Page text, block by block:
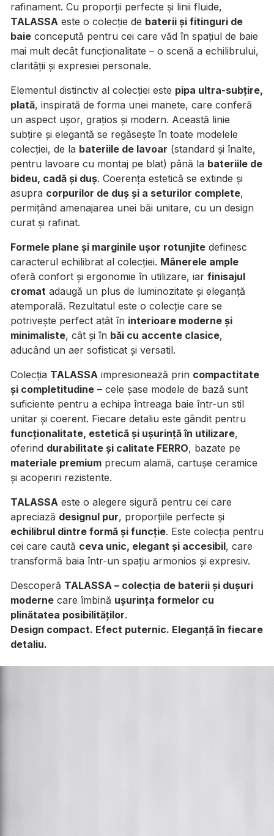
rafinament. Cu proporții perfecte și linii fluide,
TALASSA este o colecție de baterii și fitinguri de
baie concepută pentru cei care văd în spațiul de baie
mai mult decât funcționalitate – o scenă a echilibrului,
clarității și expresiei personale.
Elementul distinctiv al colecției este pipa ultra-subțire,
plată, inspirată de forma unei manete, care conferă
un aspect ușor, grațios și modern. Această linie
subțire și elegantă se regăsește în toate modelele
colecției, de la bateriile de lavoar (standard și înalte,
pentru lavoare cu montaj pe blat) până la bateriile de
bideu, cadă și duș. Coerența estetică se extinde și
asupra corpurilor de duș și a seturilor complete,
permițând amenajarea unei băi unitare, cu un design
curat și rafinat.
Formele plane și marginile ușor rotunjite definesc
caracterul echilibrat al colecției. Mânerele ample
oferă confort și ergonomie în utilizare, iar finisajul
cromat adaugă un plus de luminozitate și eleganță
atemporală. Rezultatul este o colecție care se
potrivește perfect atât în interioare moderne și
minimaliste, cât și în băi cu accente clasice,
aducând un aer sofisticat și versatil.
Colecția TALASSA impresionează prin compactitate
și completitudine – cele șase modele de bază sunt
suficiente pentru a echipa întreaga baie într-un stil
unitar și coerent. Fiecare detaliu este gândit pentru
funcționalitate, estetică și ușurință în utilizare,
oferind durabilitate și calitate FERRO, bazate pe
materiale premium precum alamă, cartușe ceramice
și acoperiri rezistente.
TALASSA este o alegere sigură pentru cei care
apreciază designul pur, proporțiile perfecte și
echilibrul dintre formă și funcție. Este colecția pentru
cei care caută ceva unic, elegant și accesibil, care
transformă baia într-un spațiu armonios și expresiv.
Descoperă TALASSA – colecția de baterii și dușuri
moderne care îmbină ușurința formelor cu
plinătatea posibilităților.
Design compact. Efect puternic. Eleganță în fiecare
detaliu.